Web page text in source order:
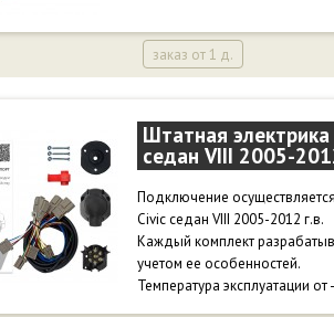
заказ от 1 д.
Штатная
седан VIII 2005-
Подключение
Civic седан VIII 2005-2012 г.в.
Каждый комплект
учетом ее особенностей.
Температура эксплуатации от